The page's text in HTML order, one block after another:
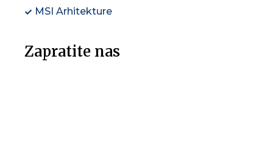
MSI Arhitekture
Zapratite nas